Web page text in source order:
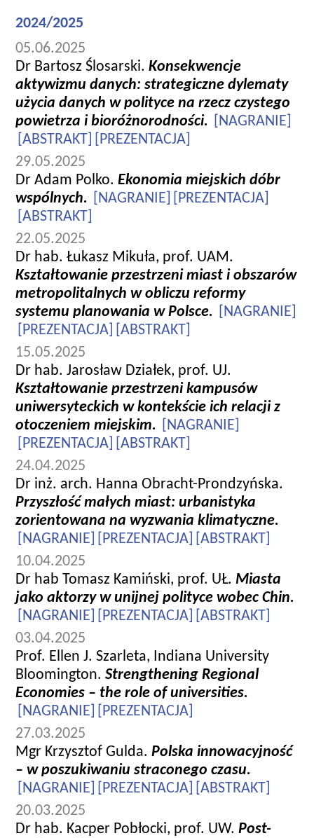
2024/2025
05.06.2025
Dr Bartosz Ślosarski. Konsekwencje
aktywizmu danych: strategiczne dylematy
użycia danych w polityce na rzecz czystego
powietrza i bioróżnorodności.
[NAGRANIE]
[ABSTRAKT]
[PREZENTACJA]
29.05.2025
Dr Adam Polko. Ekonomia miejskich dóbr
wspólnych.
[NAGRANIE]
[PREZENTACJA]
[ABSTRAKT]
22.05.2025
Dr hab. Łukasz Mikuła, prof. UAM.
Kształtowanie przestrzeni miast i obszarów
metropolitalnych w obliczu reformy
systemu planowania w Polsce.
[NAGRANIE]
[PREZENTACJA]
[ABSTRAKT]
15.05.2025
Dr hab. Jarosław Działek, prof. UJ.
Kształtowanie przestrzeni kampusów
uniwersyteckich w kontekście ich relacji z
otoczeniem miejskim.
[NAGRANIE]
[PREZENTACJA]
[ABSTRAKT]
24.04.2025
Dr inż. arch. Hanna Obracht-Prondzyńska.
Przyszłość małych miast: urbanistyka
zorientowana na wyzwania klimatyczne.
[NAGRANIE]
[PREZENTACJA]
[ABSTRAKT]
10.04.2025
Dr hab Tomasz Kamiński, prof. UŁ. Miasta
jako aktorzy w unijnej polityce wobec Chin.
[NAGRANIE]
[PREZENTACJA]
[ABSTRAKT]
03.04.2025
Prof. Ellen J. Szarleta, Indiana University
Bloomington. Strengthening Regional
Economies – the role of universities.
[NAGRANIE]
[PREZENTACJA]
27.03.2025
Mgr Krzysztof Gulda. Polska innowacyjność
– w poszukiwaniu straconego czasu.
[NAGRANIE]
[PREZENTACJA]
[ABSTRAKT]
20.03.2025
Dr hab. Kacper Pobłocki, prof. UW. Post-